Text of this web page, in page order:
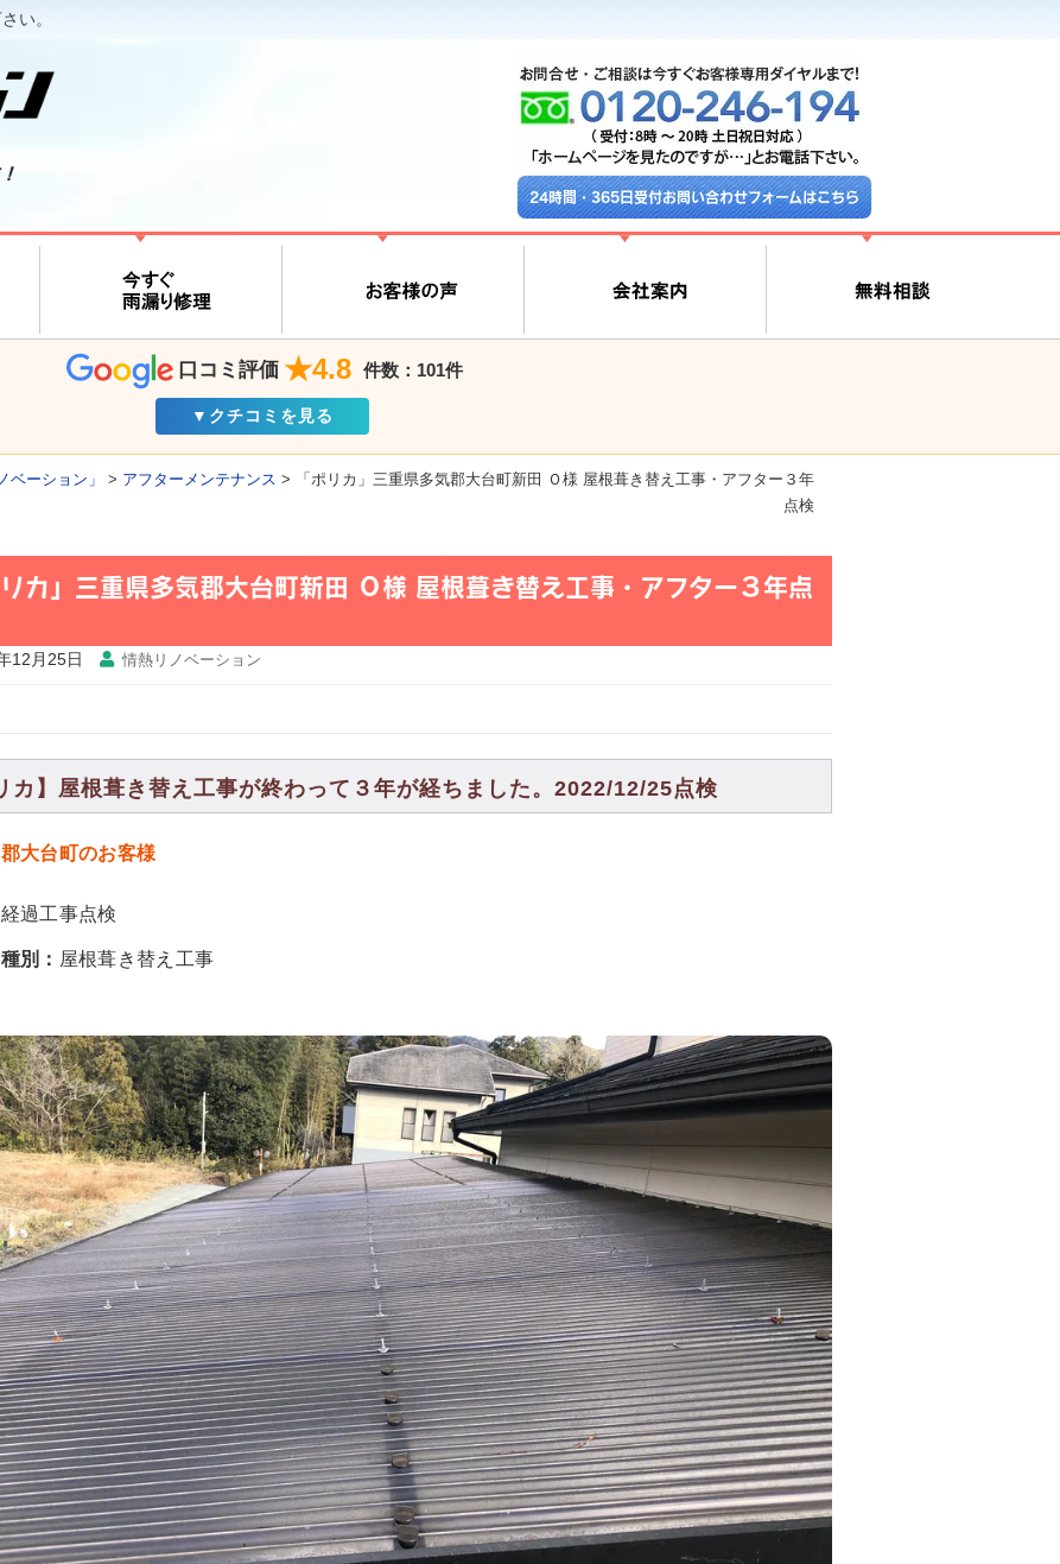
い。
24時間・365日受付お問い合わせフォームはこちら
口コミ評価 ★4.8 件数：101件
▼クチコミを見る
ーション」 > アフターメンテナンス >
「ポリカ」三重県多気郡大台町新田 Ｏ様 屋根葺き替え工事・アフター３年
点検
リカ」三重県多気郡大台町新田 Ｏ様 屋根葺き替え工事・アフター３年点
12月25日 情熱リノベーション
カ】屋根葺き替え工事が終わって３年が経ちました。2022/12/25点検
大台町のお客様
経過工事点検
別： 屋根葺き替え工事